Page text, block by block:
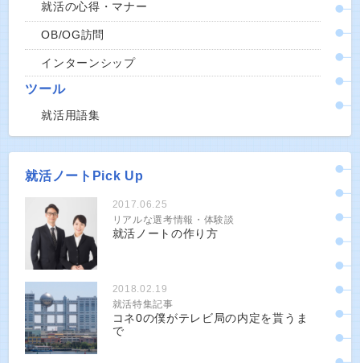
就活の心得・マナー
OB/OG訪問
インターンシップ
ツール
就活用語集
就活ノートPick Up
2017.06.25
リアルな選考情報・体験談
就活ノートの作り方
2018.02.19
就活特集記事
コネ0の僕がテレビ局の内定を貰うま
で